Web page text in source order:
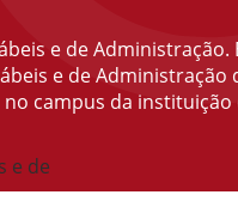
e de Administração.
e de Administração
campus da
e de